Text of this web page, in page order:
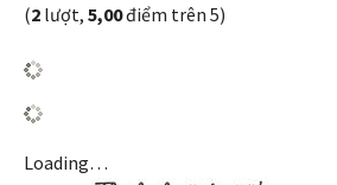
(2 lượt, 5,00điểm trên 5)
Loading…